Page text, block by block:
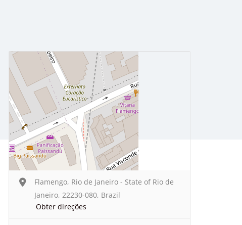
Flamengo, Rio de Janeiro - State of Rio de
Janeiro, 22230-080, Brazil
Obter direções